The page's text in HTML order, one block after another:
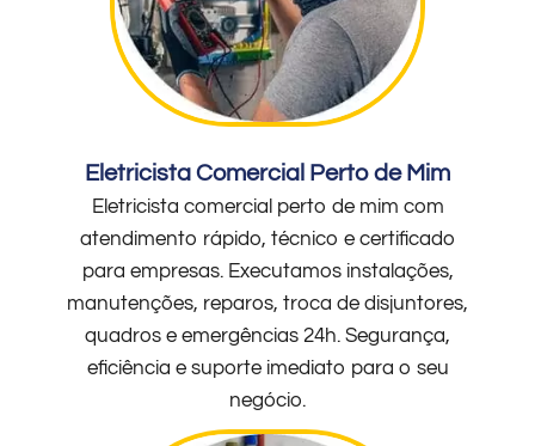
Eletricista Comercial Perto de Mim
Eletricista comercial perto de mim com
atendimento rápido, técnico e certificado
para empresas. Executamos instalações,
manutenções, reparos, troca de disjuntores,
quadros e emergências 24h. Segurança,
eficiência e suporte imediato para o seu
negócio.